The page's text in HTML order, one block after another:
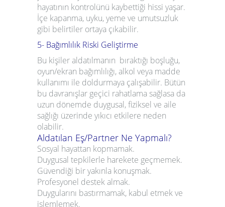
hayatının kontrolünü kaybettiği hissi yaşar.
İçe kapanma, uyku, yeme ve umutsuzluk
gibi belirtiler ortaya çıkabilir.
5- Bağımlılık Riski Geliştirme
Bu kişiler aldatılmanın bıraktığı boşluğu,
oyun/ekran bağımlılığı, alkol veya madde
kullanımı ile doldurmaya çalışabilir. Bütün
bu davranışlar geçici rahatlama sağlasa da
uzun dönemde duygusal, fiziksel ve aile
sağlığı üzerinde yıkıcı etkilere neden
olabilir.
Aldatılan Eş/Partner Ne Yapmalı?
Sosyal hayattan kopmamak.
Duygusal tepkilerle harekete geçmemek.
Güvendiği bir yakınla konuşmak.
Profesyonel destek almak.
Duygularını bastırmamak, kabul etmek ve
işlemlemek.